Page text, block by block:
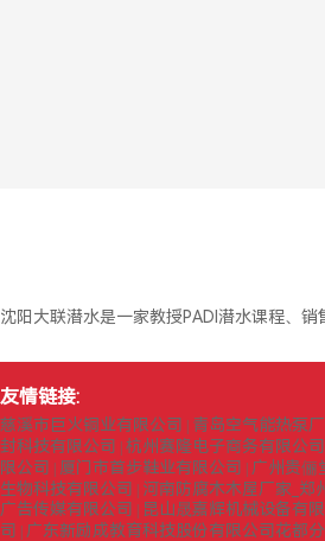
沈阳大联潜水是一家教授PADI潜水课程、
友情链接:
慈溪市巨火铜业有限公司 青岛空气能热泵
封科技有限公司
杭州赛隆电子商务有限公司
限公司
厦门市首步鞋业有限公司 广州贵俪
生物科技有限公司
河南防腐木木屋厂家_郑
广告传媒有限公司
昆山晟嘉辉机械设备有
司 广东新励成教育科技股份有限公司花都